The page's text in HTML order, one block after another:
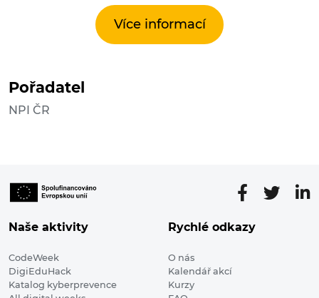
Více informací
Pořadatel
NPI ČR
Naše aktivity
CodeWeek
DigiEduHack
Katalog kyberprevence
Rychlé odkazy
O nás
Kalendář akcí
Kurzy